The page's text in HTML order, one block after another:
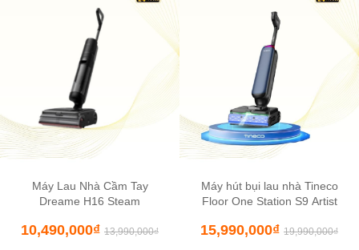
Máy Lau Nhà Cầm Tay
Dreame H16 Steam
10,490,000₫ 13,990,000₫
Máy hút bụi lau nhà Tineco
Floor One Station S9 Artist
15,990,000₫ 19,990,000₫